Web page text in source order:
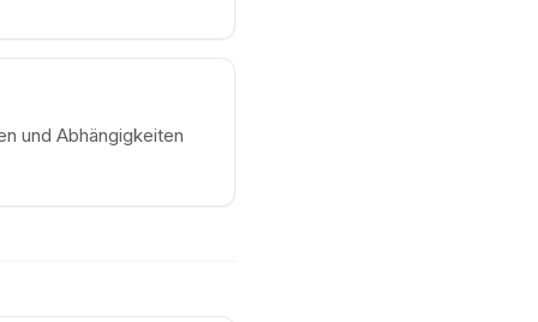
und Abhängigkeiten